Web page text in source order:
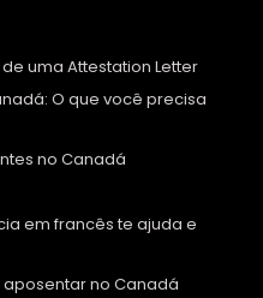
uma Attestation Letter
O que você precisa
no Canadá
em francês te ajuda e
no Canadá